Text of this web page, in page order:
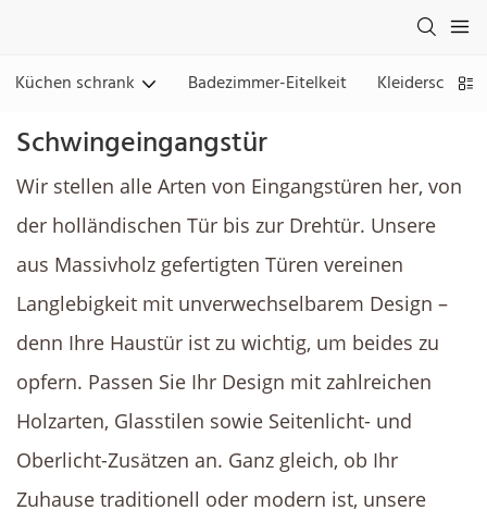
Küchen schrank Badezimmer-Eitelkeit
Schwingeingangstür
Wir stellen alle Arten von Eingangstüren her, von
der holländischen Tür bis zur Drehtür. Unsere
aus Massivholz gefertigten Türen vereinen
Langlebigkeit mit unverwechselbarem Design –
denn Ihre Haustür ist zu wichtig, um beides zu
opfern. Passen Sie Ihr Design mit zahlreichen
Holzarten, Glasstilen sowie Seitenlicht- und
Oberlicht-Zusätzen an. Ganz gleich, ob Ihr
Zuhause traditionell oder modern ist, unsere